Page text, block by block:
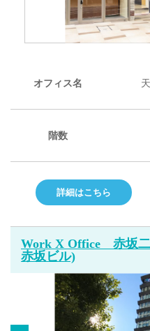
オフィス名
階数
詳細はこちら
Work X Office 赤坂二
赤坂ビル)